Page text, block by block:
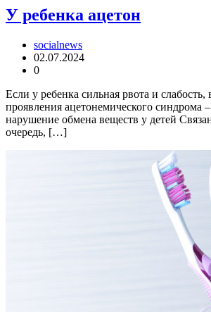
У ребенка ацетон
socialnews
02.07.2024
0
Если у ребенка сильная рвота и
проявления ацетонемического синдрома
нарушение обмена веществ у детей
очередь, […]